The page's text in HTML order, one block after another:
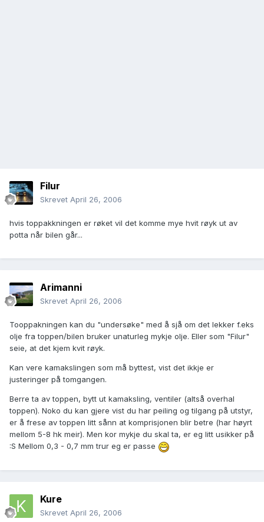
Filur
Skrevet April 26, 2006
hvis toppakkningen er røket vil det komme mye hvit røyk ut av
potta når bilen går...
Arimanni
Skrevet April 26, 2006
Tooppakningen kan du "undersøke" med å sjå om det lekker f.eks
olje fra toppen/bilen bruker unaturleg mykje olje. Eller som "Filur"
seie, at det kjem kvit røyk.
Kan vere kamakslingen som må byttest, vist det ikkje er
justeringer på tomgangen.
Berre ta av toppen, bytt ut kamaksling, ventiler (altså overhal
toppen). Noko du kan gjere vist du har peiling og tilgang på utstyr,
er å frese av toppen litt sånn at komprisjonen blir betre (har høyrt
mellom 5-8 hk meir). Men kor mykje du skal ta, er eg litt usikker på
:S Mellom 0,3 - 0,7 mm trur eg er passe
Kure
Skrevet April 26, 2006